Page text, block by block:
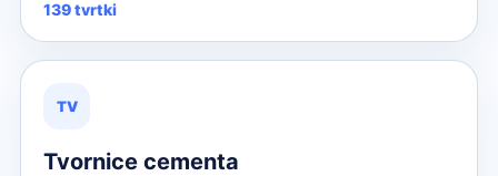
139 tvrtki
TV
Tvornice cementa